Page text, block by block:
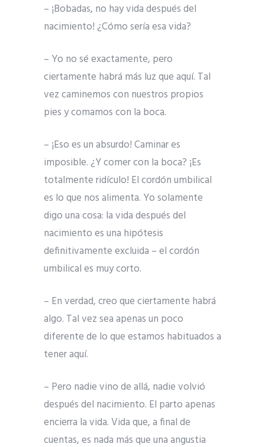
– ¡Bobadas, no hay vida después del
nacimiento! ¿Cómo sería esa vida?
– Yo no sé exactamente, pero
ciertamente habrá más luz que aquí. Tal
vez caminemos con nuestros propios
pies y comamos con la boca.
– ¡Eso es un absurdo! Caminar es
imposible. ¿Y comer con la boca? ¡Es
totalmente ridículo! El cordón umbilical
es lo que nos alimenta. Yo solamente
digo una cosa: la vida después del
nacimiento es una hipótesis
definitivamente excluida – el cordón
umbilical es muy corto.
– En verdad, creo que ciertamente habrá
algo. Tal vez sea apenas un poco
diferente de lo que estamos habituados a
tener aquí.
– Pero nadie vino de allá, nadie volvió
después del nacimiento. El parto apenas
encierra la vida. Vida que, a final de
cuentas, es nada más que una angustia